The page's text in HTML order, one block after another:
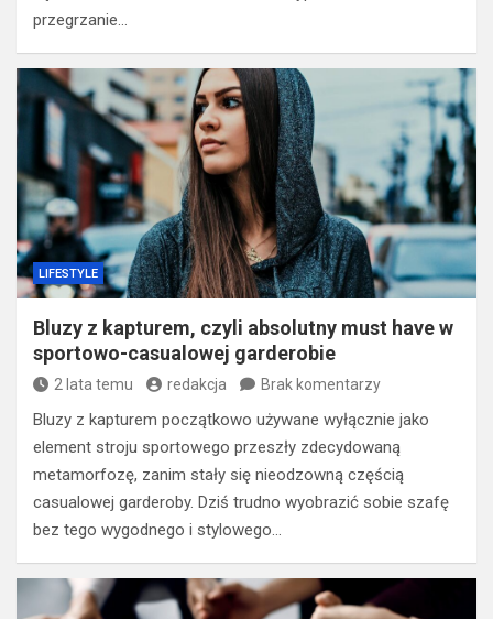
przegrzanie…
LIFESTYLE
Bluzy z kapturem, czyli absolutny must have w
sportowo-casualowej garderobie
2 lata temu redakcja Brak komentarzy
Bluzy z kapturem początkowo używane wyłącznie jako
element stroju sportowego przeszły zdecydowaną
metamorfozę, zanim stały się nieodzowną częścią
casualowej garderoby. Dziś trudno wyobrazić sobie szafę
bez tego wygodnego i stylowego…